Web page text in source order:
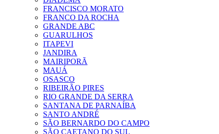
FRANCISCO MORATO
FRANCO DA ROCHA
GRANDE ABC
GUARULHOS
ITAPEVI
JANDIRA
MAIRIPORÃ
MAUÁ
OSASCO
RIBEIRÃO PIRES
RIO GRANDE DA SERRA
SANTANA DE PARNAÍBA
SANTO ANDRÉ
SÃO BERNARDO DO CAMPO
SÃO CAETANO DO SUL